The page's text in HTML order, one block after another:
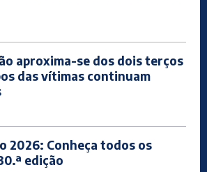
aproxima-se dos dois terços
das vítimas continuam
2026: Conheça todos os
edição